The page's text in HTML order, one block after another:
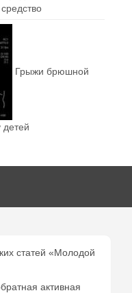
Грыжи брюшной
детей
статей «Молодой
активная